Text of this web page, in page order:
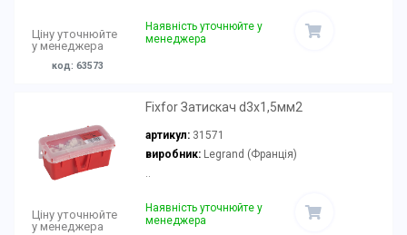
Ціну уточнюйте
у менеджера
код: 63573
Наявність уточнюйте у
менеджера
Ціну уточнюйте
у менеджера
Fixfor Затискач d3х1,5мм2
артикул: 31571
виробник:Legrand (Франція)
Наявність уточнюйте у
менеджера